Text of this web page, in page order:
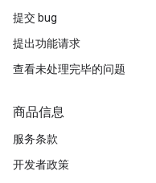
提交 bug
提出功能请求
查看未处理完毕的问题
商品信息
服务条款
开发者政策